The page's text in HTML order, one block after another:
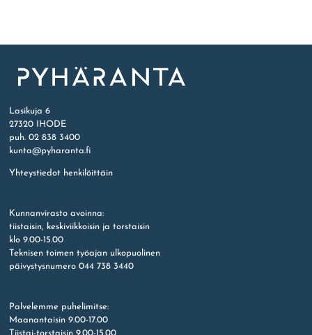
Lasikuja 6
27320 IHODE
puh. 02 838 3400
kunta@pyharanta.fi
Yhteystiedot henkilöittäin
Kunnanvirasto avoinna:
tiistaisin, keskiviikkoisin ja torstaisin
klo 9.00-15.00
Teknisen toimen työajan ulkopuolinen
päivystysnumero 044 738 3440
Palvelemme puhelimitse:
Maanantaisin 9.00-17.00